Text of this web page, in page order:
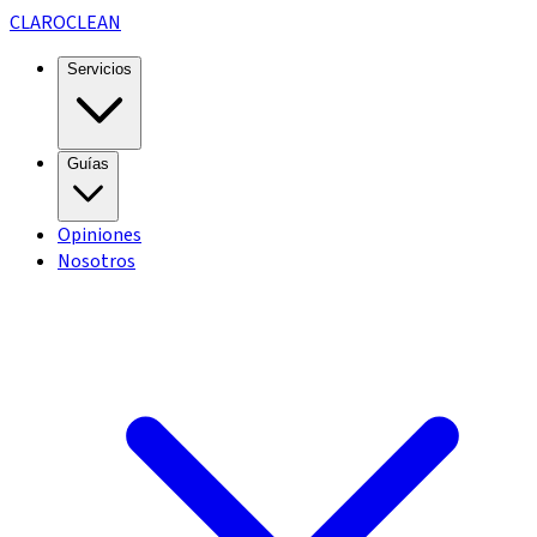
CLAROCLEAN
Servicios
Guías
Opiniones
Nosotros